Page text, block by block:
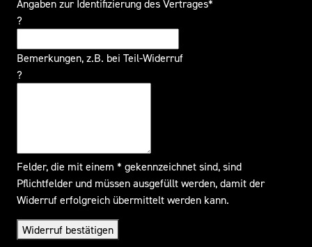
Angaben zur Identifizierung des Vertrages*
?
Bemerkungen, z.B. bei Teil-Widerruf
?
Felder, die mit einem * gekennzeichnet sind, sind
Pflichtfelder und müssen ausgefüllt werden, damit der
Widerruf erfolgreich übermittelt werden kann.
Widerruf bestätigen